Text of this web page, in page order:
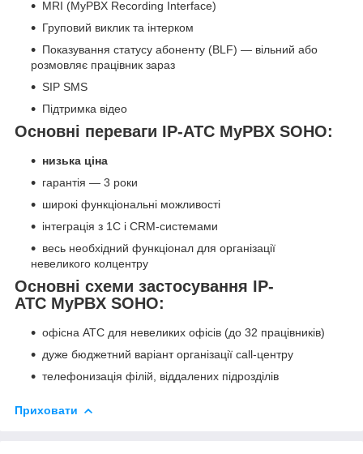
MRI (MyPBX Recording Interface)
Груповий виклик та інтерком
Показування статусу абоненту (BLF) — вільний або
розмовляє працівник зараз
SIP SMS
Підтримка відео
Основні переваги IP-АТС MyPBX SOHO:
низька ціна
гарантія — 3 роки
широкі функціональні можливості
інтеграція з 1С і CRM-системами
весь необхідний функціонал для організації
невеликого колцентру
Основні схеми застосування IP-
АТС MyPBX SOHO:
офісна АТС для невеликих офісів (до 32 працівників)
дуже бюджетний варіант організації call-центру
телефонизація філій, віддалених підрозділів
Приховати